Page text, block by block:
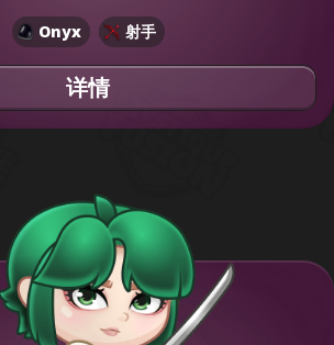
Onyx 射手
详情